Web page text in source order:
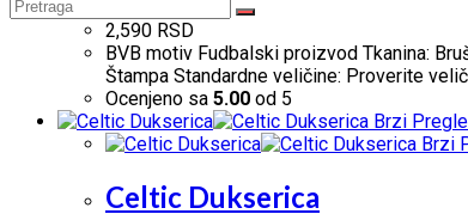
2,590 RSD
BVB motiv Fudbalski proizvod Tkanina:
Štampa Standardne veličine: Proverite
Ocenjeno sa 5.00 od 5
Brzi
Brzi
Celtic Dukserica